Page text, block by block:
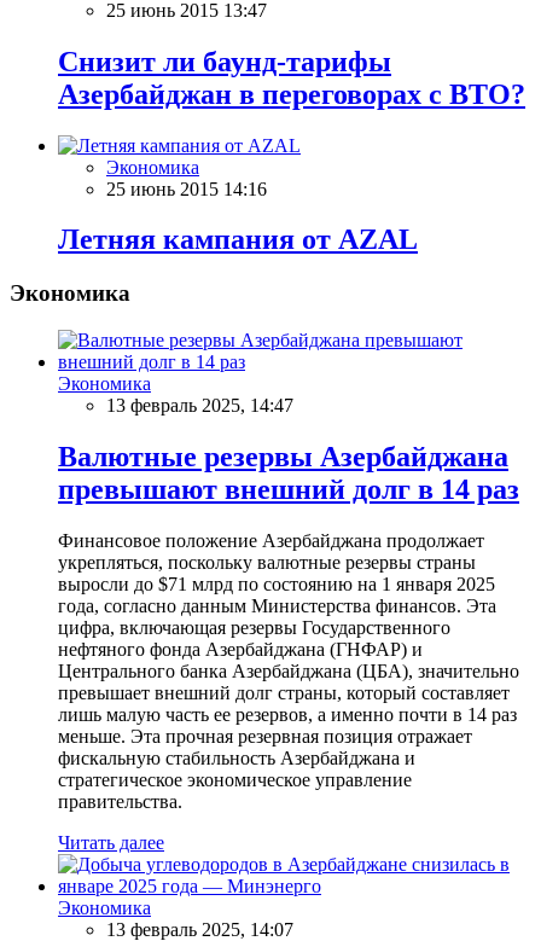
25 июнь 2015 13:47
Снизит ли баунд-тарифы
Азербайджан в переговорах с ВТО?
Экономика
25 июнь 2015 14:16
Летняя кампания от AZAL
Экономика
Экономика
13 февраль 2025, 14:47
Валютные резервы Азербайджана
превышают внешний долг в 14 раз
Финансовое положение Азербайджана продолжает
укрепляться, поскольку валютные резервы страны
выросли до $71 млрд по состоянию на 1 января 2025
года, согласно данным Министерства финансов. Эта
цифра, включающая резервы Государственного
нефтяного фонда Азербайджана (ГНФАР) и
Центрального банка Азербайджана (ЦБА), значительно
превышает внешний долг страны, который составляет
лишь малую часть ее резервов, а именно почти в 14 раз
меньше. Эта прочная резервная позиция отражает
фискальную стабильность Азербайджана и
стратегическое экономическое управление
правительства.
Читать далее
Экономика
13 февраль 2025, 14:07